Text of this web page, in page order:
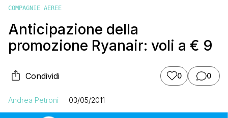
COMPAGNIE AEREE
Anticipazione della
promozione Ryanair: voli a € 9
Condividi 0 0
Andrea Petroni 03/05/2011